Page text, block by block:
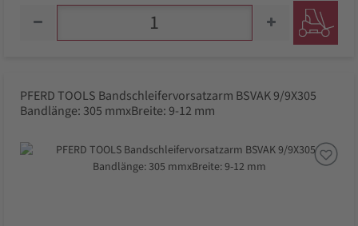
PFERD TOOLS Bandschleifervorsatzarm BSVAK 9/9X305
Bandlänge: 305 mmxBreite: 9-12 mm